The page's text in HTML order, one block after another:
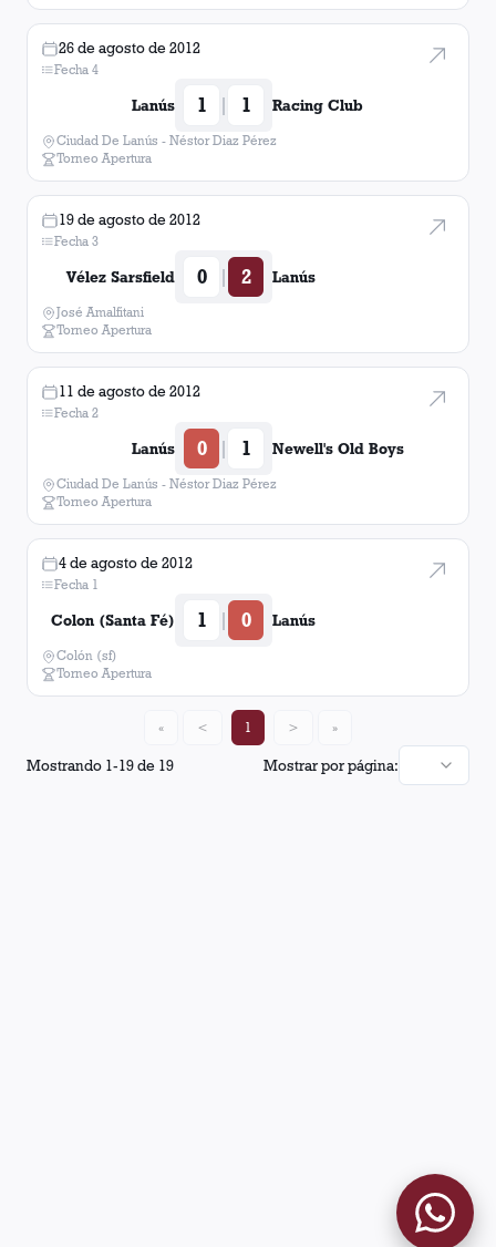
26 de agosto de 2012
Fecha 4
Lanús 1 | 1 Racing Club
Ciudad De Lanús - Néstor Diaz Pérez
Torneo Apertura
19 de agosto de 2012
Fecha 3
Vélez Sarsfield 0 | 2 Lanús
José Amalfitani
Torneo Apertura
11 de agosto de 2012
Fecha 2
Lanús 0 | 1 Newell's Old Boys
Ciudad De Lanús - Néstor Diaz Pérez
Torneo Apertura
4 de agosto de 2012
Fecha 1
Colon (Santa Fé) 1 | 0 Lanús
Colón (sf)
Torneo Apertura
Mostrando 1-19de 19 Mostrar por página:
« < 1 > »